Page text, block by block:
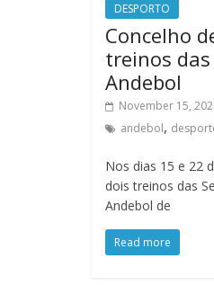
DESPORTO
Concelho
treinos das
Andebol
November 15,
andebol,
Nos dias 15 e 22
dois treinos das
Andebol de
Read more